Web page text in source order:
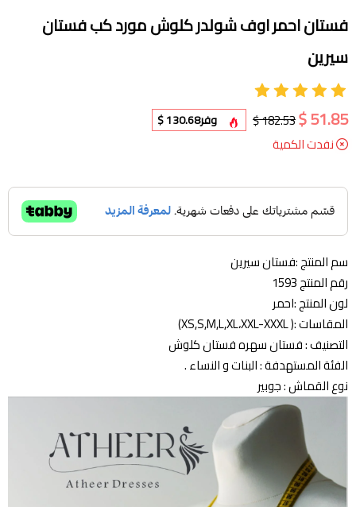
فستان احمر اوف شولدر كلوش مورد كب فستان
سيرين
51.85 $
182.53 $ وفر130.68 $
نفدت الكمية
سم المنتج :فستان سيرين
رقم المنتج 1593
لون المنتج :احمر
المقاسات :( XS,S,M,L,XL،XXL-XXXL)
التصنيف : فستان سهره فستان كلوش
الفئة المستهدفة : البنات و النساء .
نوع القماش : جوبير